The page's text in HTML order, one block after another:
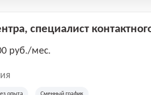
специалист
руб./мес.